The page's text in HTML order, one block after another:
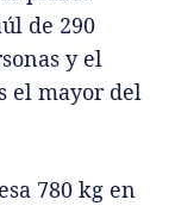
de 290
y el
el mayor del
780 kg en